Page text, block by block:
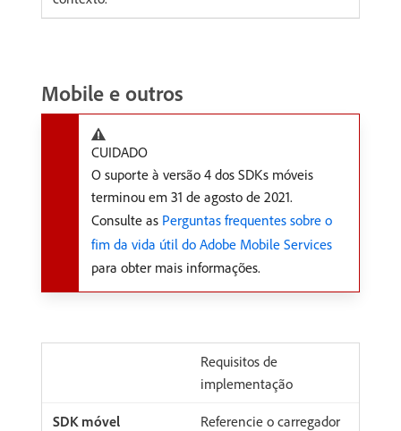
Mobile e outros
CUIDADO
O suporte à versão 4 dos SDKs móveis
terminou em 31 de agosto de 2021.
Consulte as Perguntas frequentes sobre o
fim da vida útil do Adobe Mobile Services
para obter mais informações.
Requisitos de
implementação
Referencie o carregador